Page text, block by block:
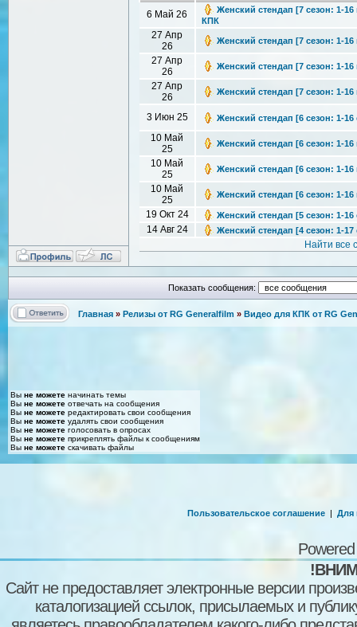
6 Май 26
Женский стендап [7 сезон: 1-
КПК
27 Апр
26
Женский стендап [7 сезон: 1-
27 Апр
26
Женский стендап [7 сезон: 1-
27 Апр
26
Женский стендап [7 сезон: 1-
3 Июн 25 Женский стендап [6 сезон: 1-
10 Май
25
Женский стендап [6 сезон: 1-
10 Май
25
Женский стендап [6 сезон: 1-
10 Май
25
Женский стендап [6 сезон: 1-
19 Окт 24 Женский стендап [5 сезон: 1-
14 Авг 24 Женский стендап [4 сезон: 1-
Найти все
Показать сообщения:
Главная » Релизы от RG Generalfilm » Видео для КПК от RG
Вы не можете начинать темы
Вы не можете отвечать на сообщения
Вы не можете редактировать свои сообщения
Вы не можете удалять свои сообщения
Вы не можете голосовать в опросах
Вы не можете прикреплять файлы к сообщениям
Вы не можете скачивать файлы
Пользовательское соглашение | Для
Сайт не предоставляет электронные версии
каталогизацией ссылок, присылаемых и